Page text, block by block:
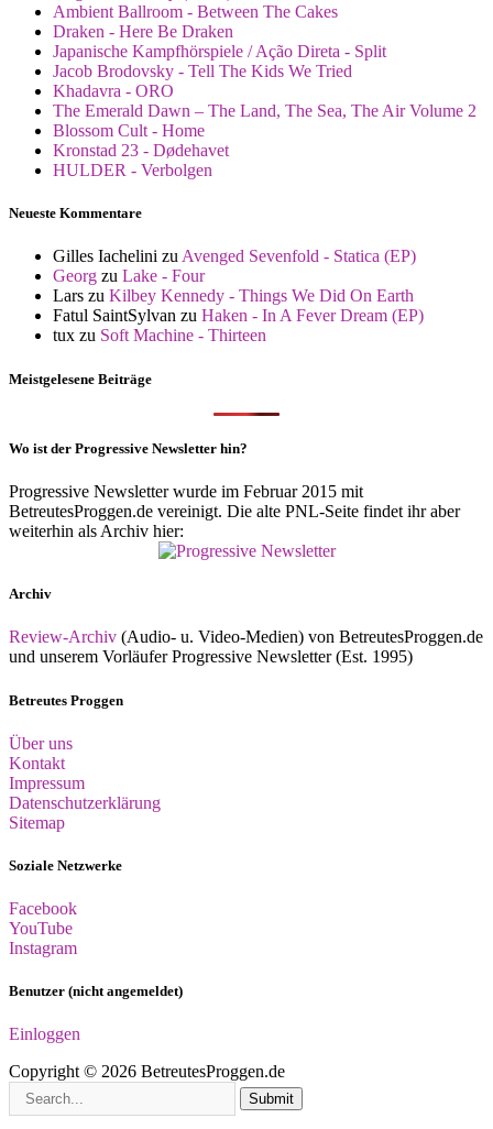
Ambient Ballroom - Between The Cakes
Draken - Here Be Draken
Japanische Kampfhörspiele / Ação Direta - Split
Jacob Brodovsky - Tell The Kids We Tried
Khadavra - ORO
The Emerald Dawn – The Land, The Sea, The Air Volume 2
Blossom Cult - Home
Kronstad 23 - Dødehavet
HULDER - Verbolgen
Neueste Kommentare
Gilles Iachelini zu Avenged Sevenfold - Statica (EP)
Georg zu Lake - Four
Lars zu Kilbey Kennedy - Things We Did On Earth
Fatul SaintSylvan zu Haken - In A Fever Dream (EP)
tux zu Soft Machine - Thirteen
Meistgelesene Beiträge
Wo ist der Progressive Newsletter hin?
Progressive Newsletter wurde im Februar 2015 mit
BetreutesProggen.de vereinigt. Die alte PNL-Seite findet ihr aber
weiterhin als Archiv hier:
Archiv
Review-Archiv (Audio- u. Video-Medien) von BetreutesProggen.de
und unserem Vorläufer Progressive Newsletter (Est. 1995)
Betreutes Proggen
Über uns
Kontakt
Impressum
Datenschutzerklärung
Sitemap
Soziale Netzwerke
Facebook
YouTube
Instagram
Benutzer (nicht angemeldet)
Einloggen
Copyright © 2026 BetreutesProggen.de
Submit